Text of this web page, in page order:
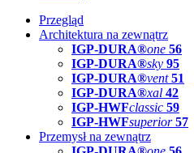
Przegląd
Architektura na zewnątrz
IGP-DURA®one 56
IGP-DURA®sky 95
IGP-DURA®vent 51
IGP-DURA®xal 42
IGP-HWFclassic 59
IGP-HWFsuperior 57
Przemysł na zewnątrz